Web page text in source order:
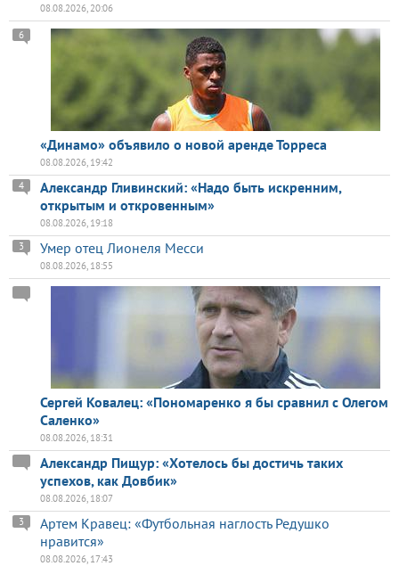
08.08.2026, 20:06
«Динамо» объявило о новой аренде Торреса
6
08.08.2026, 19:42
Александр Гливинский: «Надо быть искренним,
открытым и откровенным»
4
08.08.2026, 19:18
Умер отец Лионеля Месси
3
08.08.2026, 18:55
Сергей Ковалец: «Пономаренко я бы сравнил с Олегом
Саленко»
08.08.2026, 18:31
Александр Пищур: «Хотелось бы достичь таких
успехов, как Довбик»
08.08.2026, 18:07
Артем Кравец: «Футбольная наглость Редушко
нравится»
3
08.08.2026, 17:43